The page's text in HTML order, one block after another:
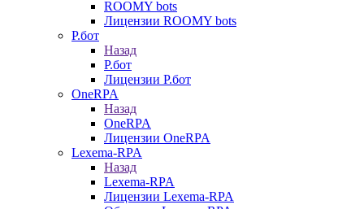
ROOMY bots
Лицензии ROOMY bots
Р.бот
Назад
Р.бот
Лицензии Р.бот
OneRPA
Назад
OneRPA
Лицензии OneRPA
Lexema-RPA
Назад
Lexema-RPA
Лицензии Lexema-RPA